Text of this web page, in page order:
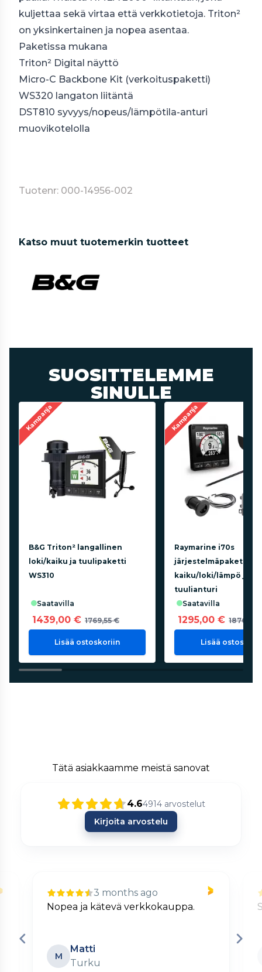
kuljettaa sekä virtaa että verkkotietoja. Triton²
on yksinkertainen ja nopea asentaa.
Paketissa mukana
Triton² Digital näyttö
Micro-C Backbone Kit (verkoituspaketti)
WS320 langaton liitäntä
DST810 syvyys/nopeus/lämpötila-anturi
muovikotelolla
Tuotenr: 000-14956-002
Katso muut tuotemerkin tuotteet
SUOSITTELEMME
SINULLE
Kampanja
B&G Triton² langallinen
loki/kaiku ja tuulipaketti
WS310
saatavilla
1439,00 € 1769,55 €
Lisää ostoskoriin
Kampanja
Raymarine i70s
järjestelmäpaketti
kaiku/loki/lämpö ja
tuulianturi
saatavilla
1295,00 € 1876,20
Lisää
Tätä asiakkaamme meistä sanovat
4.64914 arvostelut
Kirjoita arvostelu
3 months ago
Nopea ja kätevä verkkokauppa.
M
Matti
Turku